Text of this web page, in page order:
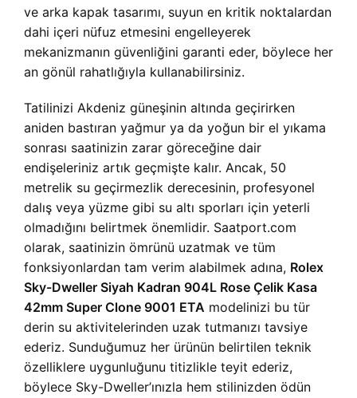
ve arka kapak tasarımı, suyun en kritik noktalardan
dahi içeri nüfuz etmesini engelleyerek
mekanizmanın güvenliğini garanti eder, böylece her
an gönül rahatlığıyla kullanabilirsiniz.
Tatilinizi Akdeniz güneşinin altında geçirirken
aniden bastıran yağmur ya da yoğun bir el yıkama
sonrası saatinizin zarar göreceğine dair
endişeleriniz artık geçmişte kalır. Ancak, 50
metrelik su geçirmezlik derecesinin, profesyonel
dalış veya yüzme gibi su altı sporları için yeterli
olmadığını belirtmek önemlidir. Saatport.com
olarak, saatinizin ömrünü uzatmak ve tüm
fonksiyonlardan tam verim alabilmek adına, Rolex
Sky-Dweller Siyah Kadran 904L Rose Çelik Kasa
42mm Super Clone 9001 ETA modelinizi bu tür
derin su aktivitelerinden uzak tutmanızı tavsiye
ederiz. Sunduğumuz her ürünün belirtilen teknik
özelliklere uygunluğunu titizlikle teyit ederiz,
böylece Sky-Dweller’ınızla hem stilinizden ödün